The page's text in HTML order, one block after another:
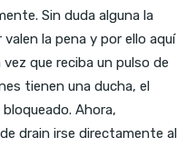
Sin duda alguna la
la pena y por ello aquí
que reciba un pulso de
tienen una ducha, el
Ahora,
drain irse directamente al